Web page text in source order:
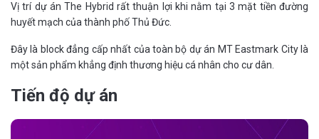
Vị trí dự án The Hybrid rất thuận lợi khi nằm tại 3 mặt tiền đường
huyết mạch của thành phố Thủ Đức.
Đây là block đẳng cấp nhất của toàn bộ dự án MT Eastmark City là
một sản phẩm khẳng định thương hiệu cá nhân cho cư dân.
Tiến độ dự án